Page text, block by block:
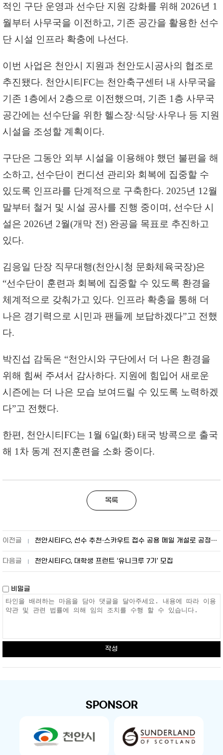
적인 구단 운영과 선수단 지원 강화를 위해 2026년 1
월부터 사무국을 이전하고, 기존 공간을 활용한 선수
단 시설 인프라 확충에 나선다.
이번 사업은 천안시 지원과 천안도시공사의 협조로
추진됐다. 천안시티FC는 천안축구센터 내 사무국을
기존 1층에서 2층으로 이전했으며, 기존 1층 사무국
공간에는 선수단을 위한 헬스장·식당·사우나 등 지원
시설을 조성할 계획이다.
구단은 그동안 외부 시설을 이용해야 했던 불편을 해
소하고, 선수단이 컨디션 관리와 회복에 집중할 수
있도록 인프라를 단계적으로 구축한다. 2025년 12월
말부터 철거 및 시설 공사를 진행 중이며, 선수단 시
설은 2026년 2월(개막 전) 완공을 목표로 추진하고
있다.
김응일 단장 직무대행(천안시청 문화체육국장)은
“선수단이 훈련과 회복에 집중할 수 있도록 환경을
체계적으로 갖춰가고 있다. 인프라 확충을 통해 더
나은 경기력으로 시민과 팬들께 보답하겠다”고 전했
다.
박진섭 감독은 “천안시와 구단에서 더 나은 환경을
위해 힘써 주셔서 감사하다. 지원에 힘입어 새로운
시즌에는 더 나은 모습 보여드릴 수 있도록 노력하겠
다”고 전했다.
한편, 천안시티FC는 1월 6일(화) 태국 방콕으로 출국
해 1차 동계 전지훈련을 소화 중이다.
목록
천안시티FC, 선수 추천·스카우트 접수 공용 메일 개설로 공정성 강화
천안시티FC, 대학생 프런트 ‘유니크루 7기’ 모집
비밀글
작성
SPONSOR